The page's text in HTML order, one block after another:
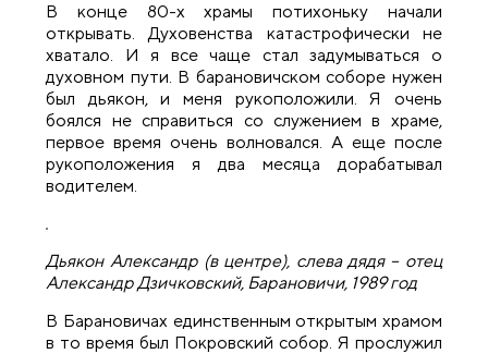
В конце 80-х храмы потихоньку начали
открывать. Духовенства катастрофически не
хватало. И я все чаще стал задумываться о
духовном пути. В барановичском соборе нужен
был дьякон, и меня рукоположили. Я очень
боялся не справиться со служением в храме,
первое время очень волновался. А еще после
рукоположения я два месяца дорабатывал
водителем.
Дьякон Александр (в центре), слева дядя – отец
Александр Дзичковский, Барановичи, 1989 год
В Барановичах единственным открытым храмом
в то время был Покровский собор. Я прослужил